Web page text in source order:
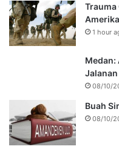
Trauma
1 hour
Medan:
Jalanan
08/10/
Buah
08/10/